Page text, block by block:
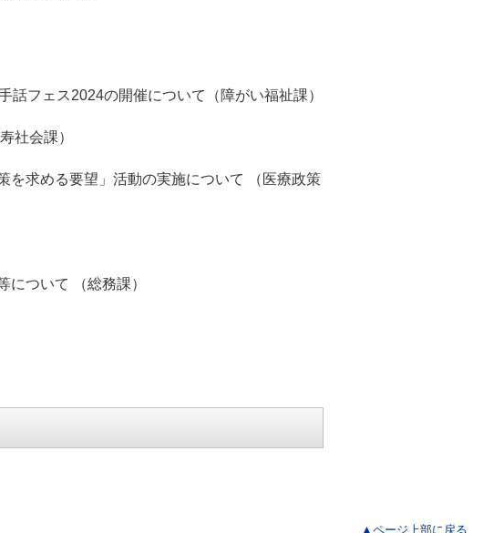
話フェス2024の開催について（障がい福祉課）
社会課）
を求める要望」活動の実施について （医療政策
について （総務課）
▲ページ上部に戻る